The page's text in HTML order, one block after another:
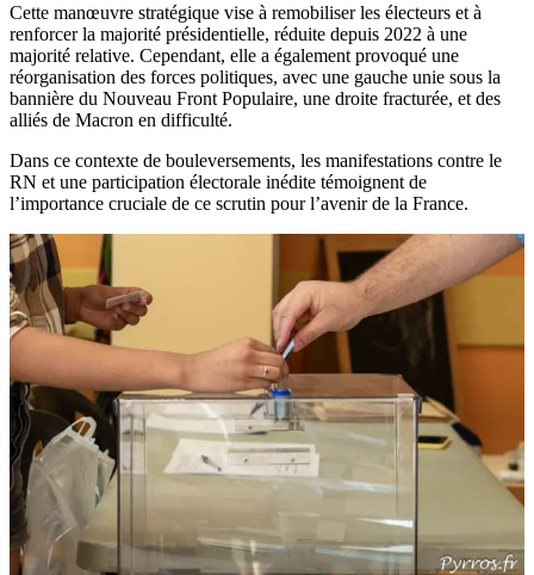
Cette manœuvre stratégique vise à remobiliser les électeurs et à
renforcer la majorité présidentielle, réduite depuis 2022 à une
majorité relative. Cependant, elle a également provoqué une
réorganisation des forces politiques, avec une gauche unie sous la
bannière du Nouveau Front Populaire, une droite fracturée, et des
alliés de Macron en difficulté.
Dans ce contexte de bouleversements, les manifestations contre le
RN et une participation électorale inédite témoignent de
l’importance cruciale de ce scrutin pour l’avenir de la France.